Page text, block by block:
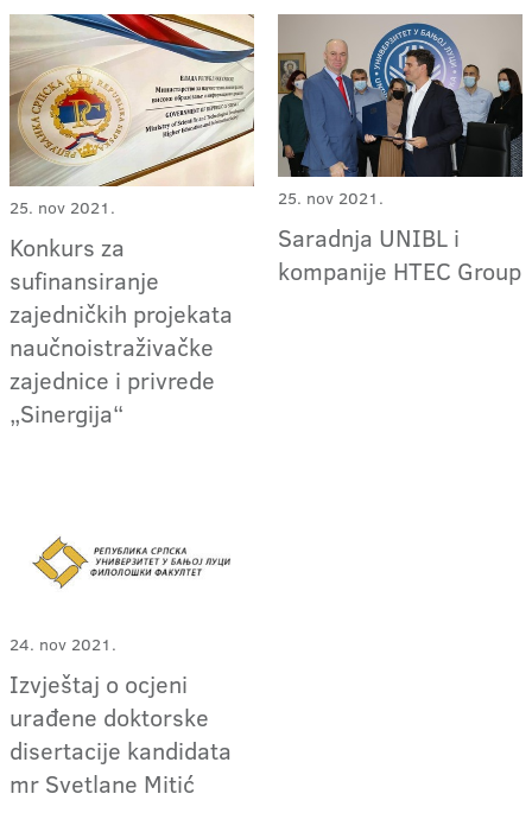
25. nov 2021.
Konkurs za
sufinansiranje
zajedničkih projekata
naučnoistraživačke
zajednice i privrede
„Sinergija“
25. nov 2021.
Saradnja UNIBL i
kompanije HTEC Group
24. nov 2021.
Izvještaj o ocjeni
urađene doktorske
disertacije kandidata
mr Svetlane Mitić